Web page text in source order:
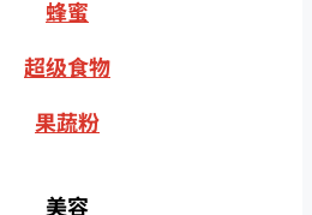
蜂蜜
超级食物
果蔬粉
美容